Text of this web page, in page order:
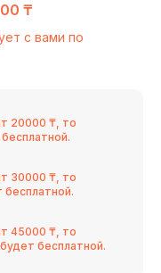
₸
с вами по
20000 ₸, то
30000 ₸, то
бесплатной.
45000 ₸, то
бесплатной.